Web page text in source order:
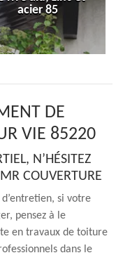
acier 85
DE
VIE 85220
N’HÉSITEZ
COUVERTURE
si votre
pensez à le
en travaux de toiture
dans le